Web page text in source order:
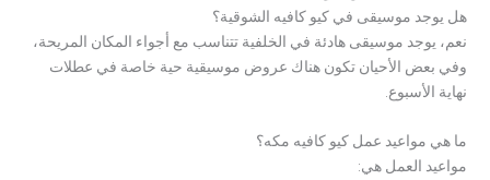
هل يوجد موسيقى في كيو كافيه الشوقية؟
نعم، يوجد موسيقى هادئة في الخلفية تتناسب مع أجواء المكان المريحة،
وفي بعض الأحيان تكون هناك عروض موسيقية حية خاصة في عطلات
نهاية الأسبوع.
ما هي مواعيد عمل كيو كافيه مكه؟
مواعيد العمل هي: